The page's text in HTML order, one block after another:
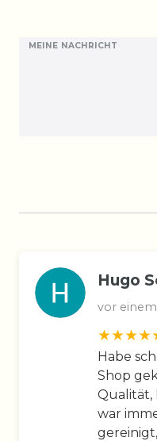
MEINE NACHRICHT
Hugo
vor
Habe
Shop
Qualität,
war